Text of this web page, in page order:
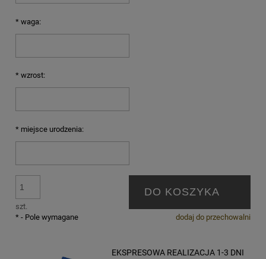
* waga:
* wzrost:
* miejsce urodzenia:
szt.
DO KOSZYKA
dodaj do przechowalni
* - Pole wymagane
EKSPRESOWA REALIZACJA 1-3 DNI